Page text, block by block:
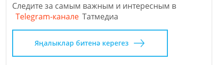
Следите за самым важным и интересным в
Telegram-канале Татмедиа
Яңалыклар битенә керегез